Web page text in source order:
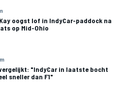
oogst lof in IndyCar-paddock na
op Mid-Ohio
"IndyCar in laatste bocht
sneller dan F1"